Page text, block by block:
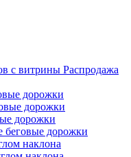
Распродажа
дорожки
дорожки
дорожки
беговые дорожки
наклона